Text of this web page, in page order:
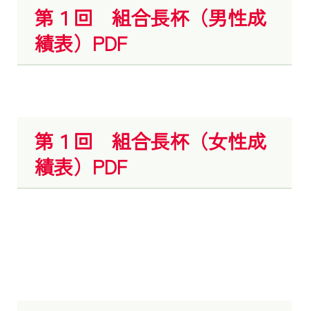
第１回 組合長杯（男性成
績表）PDF
第１回 組合長杯（女性成
績表）PDF